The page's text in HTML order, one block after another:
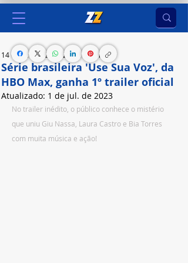
Série brasileira 'Use Sua Voz', da
HBO Max, ganha 1º trailer oficial
14 de jun. de 2023 2 min de leitura
Atualizado: 1 de jul. de 2023
No trailer inédito, o público conhece o mistério
que uniu Giu Nassa, Laura Castro e Bia Torres
com muita música e ação!